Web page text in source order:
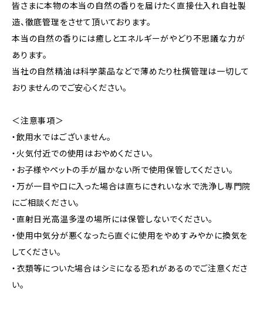
皆さまに本物の本当の自然の香りを届けたく直接仕入れ自社製
造、徹底管理をさせて頂いております。
本当の自然の香りには癒しとエネルギーがやどり不思議な力が
あります。
当社の自然精油は科学薬品などで薄めたり杜撰管理は一切して
おりませんのでご安心ください。
＜注意事項＞
・飲用水ではございません。
・火気付近での使用はおやめください。
・お子様やペットの手が届かない所で使用保管してください。
・万が一目や口に入った場合は直ちにきれいな水で洗浄し専門院
にご相談ください。
・直射日光高温多湿の場所には保管しないでください。
・使用中気分が悪くなったら直ぐに使用をやめすみやかに換気を
してください。
・衣類等についた場合はシミになる恐れがあるのでご注意くださ
い。